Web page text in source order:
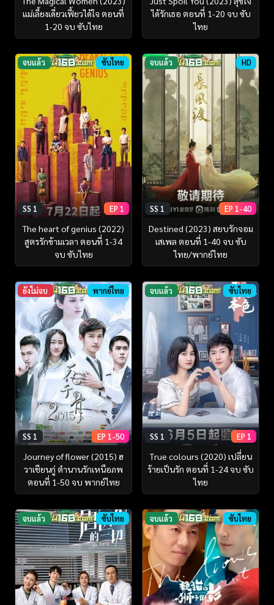
แม่เลี้ยงเดี่ยวเฟี้ยวได้ใจ ตอนที่
1-20 จบ ซับไทย
ได้รักเธอ ตอนที่ 1-20 จบ ซับ
ไทย
จบแล้ว ซับไทย
SS 1 EP 1
The heart of genius (2022)
สูตรรักข้ามเวลา ตอนที่ 1-34
จบ ซับไทย
จบแล้ว HD
SS 1 EP 1-40
Destined (2023) สยบรักจอม
เสเพล ตอนที่ 1-40 จบ ซับ
ไทย/พากย์ไทย
ยังไม่จบ พากย์ไทย
SS 1 EP 1-50
Journey of flower (2015) ฮ
วาเชียนกู่ ตำนานรักเหนือภพ
ตอนที่ 1-50 จบ พากย์ไทย
จบแล้ว ซับไทย
SS 1 EP 1
True colours (2020) เปลี่ยน
ร้ายเป็นรัก ตอนที่ 1-24 จบ ซับ
ไทย
จบแล้ว ซับไทย จบแล้ว ซับไทย